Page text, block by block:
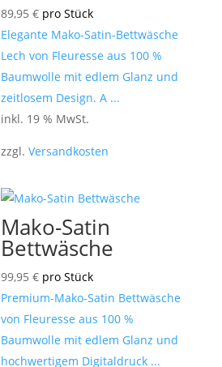
89,95€ pro Stück
Elegante Mako-Satin-Bettwäsche
Lech von Fleuresse aus 100 %
Baumwolle mit edlem Glanz und
zeitlosem Design. A ...
inkl. 19 % MwSt.
zzgl.Versandkosten
Mako-Satin
Bettwäsche
99,95€ pro Stück
Premium-Mako-Satin Bettwäsche
von Fleuresse aus 100 %
Baumwolle mit edlem Glanz und
hochwertigem Digitaldruck ...